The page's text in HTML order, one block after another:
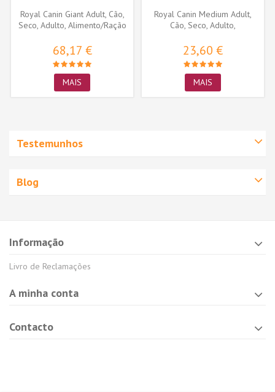
Royal Canin Giant Adult, Cão,
Seco, Adulto, Alimento/Ração
68,17 €
MAIS
Royal Canin Medium Adult,
Cão, Seco, Adulto,
23,60 €
MAIS
Testemunhos
Blog
Informação
Livro de Reclamações
A minha conta
Contacto